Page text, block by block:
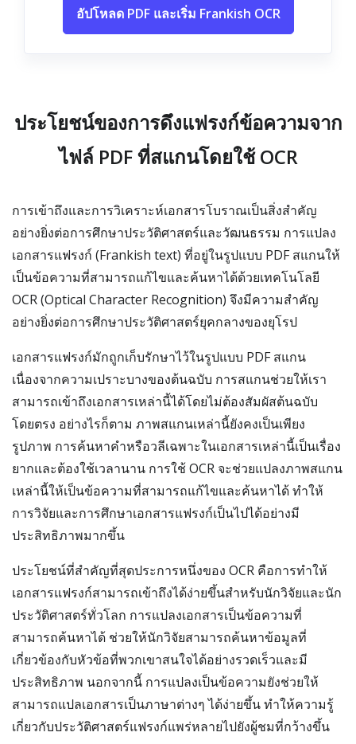
อัปโหลด PDF และเริ่ม Frankish OCR
ประโยชน์ของการดึงแฟรงก์ข้อความจาก
ไฟล์ PDF ที่สแกนโดยใช้ OCR
การเข้าถึงและการวิเคราะห์เอกสารโบราณเป็นสิ่งสำคัญ
อย่างยิ่งต่อการศึกษาประวัติศาสตร์และวัฒนธรรม การแปลง
เอกสารแฟรงก์ (Frankish text) ที่อยู่ในรูปแบบ PDF สแกนให้
เป็นข้อความที่สามารถแก้ไขและค้นหาได้ด้วยเทคโนโลยี
OCR (Optical Character Recognition) จึงมีความสำคัญ
อย่างยิ่งต่อการศึกษาประวัติศาสตร์ยุคกลางของยุโรป
เอกสารแฟรงก์มักถูกเก็บรักษาไว้ในรูปแบบ PDF สแกน
เนื่องจากความเปราะบางของต้นฉบับ การสแกนช่วยให้เรา
สามารถเข้าถึงเอกสารเหล่านี้ได้โดยไม่ต้องสัมผัสต้นฉบับ
โดยตรง อย่างไรก็ตาม ภาพสแกนเหล่านี้ยังคงเป็นเพียง
รูปภาพ การค้นหาคำหรือวลีเฉพาะในเอกสารเหล่านี้เป็นเรื่อง
ยากและต้องใช้เวลานาน การใช้ OCR จะช่วยแปลงภาพสแกน
เหล่านี้ให้เป็นข้อความที่สามารถแก้ไขและค้นหาได้ ทำให้
การวิจัยและการศึกษาเอกสารแฟรงก์เป็นไปได้อย่างมี
ประสิทธิภาพมากขึ้น
ประโยชน์ที่สำคัญที่สุดประการหนึ่งของ OCR คือการทำให้
เอกสารแฟรงก์สามารถเข้าถึงได้ง่ายขึ้นสำหรับนักวิจัยและนัก
ประวัติศาสตร์ทั่วโลก การแปลงเอกสารเป็นข้อความที่
สามารถค้นหาได้ ช่วยให้นักวิจัยสามารถค้นหาข้อมูลที่
เกี่ยวข้องกับหัวข้อที่พวกเขาสนใจได้อย่างรวดเร็วและมี
ประสิทธิภาพ นอกจากนี้ การแปลงเป็นข้อความยังช่วยให้
สามารถแปลเอกสารเป็นภาษาต่างๆ ได้ง่ายขึ้น ทำให้ความรู้
เกี่ยวกับประวัติศาสตร์แฟรงก์แพร่หลายไปยังผู้ชมที่กว้างขึ้น